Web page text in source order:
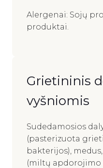
Alergenai: Sojų
produktai.
Grietininis
vyšniomis
Sudedamosios
(pasterizuota
bakterijos),
(miltų apdorojimo